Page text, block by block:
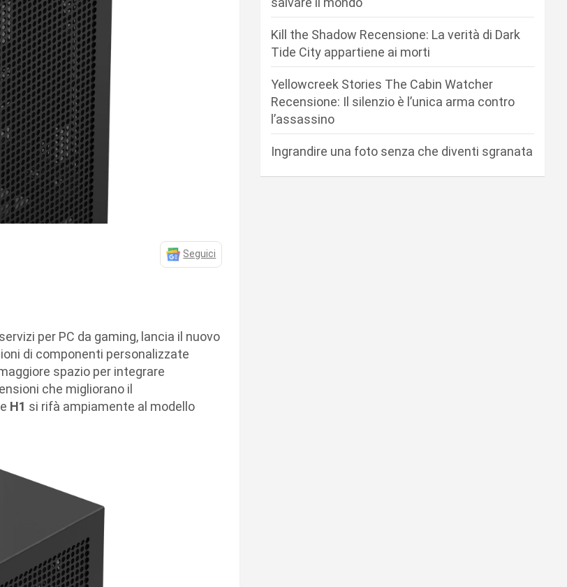
Seguici
per PC da gaming, lancia il nuovo
di componenti personalizzate
spazio per integrare
che migliorano il
H1 si rifà ampiamente al modello
Kill the Shadow Recensione: La verità di Dark
Tide City appartiene ai morti
Yellowcreek Stories The Cabin Watcher
Recensione: Il silenzio è l’unica arma contro
l’assassino
Ingrandire una foto senza che diventi sgranata